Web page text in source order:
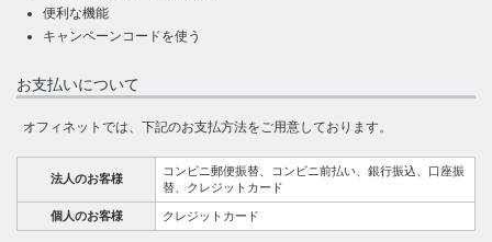
便利な機能
キャンペーンコードを使う
お支払いについて
オフィネットでは、下記のお支払方法をご用意しております。
法人のお客様
コンビニ郵便振替、コンビニ前払い、銀行振込、口座振
替、クレジットカード
個人のお客様 クレジットカード